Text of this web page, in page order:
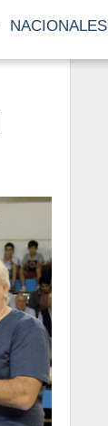
NACIONALES